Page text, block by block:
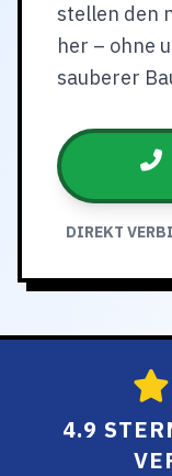
stellen den
her – ohne
sauberer
DIREKT
4.9